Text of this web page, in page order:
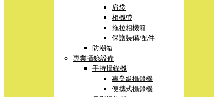
肩袋
相機帶
拖拉相機箱
保護裝備/配件
防潮箱
專業攝錄設備
手持攝錄機
專業級攝錄機
便攜式攝錄機